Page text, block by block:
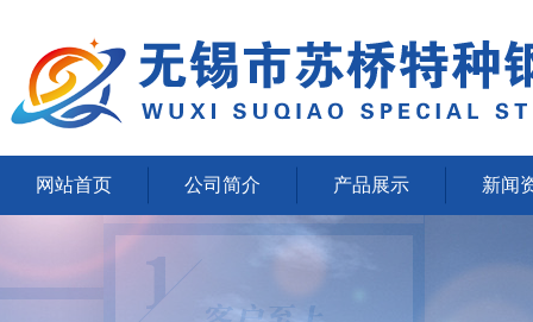
网站首页 公司简介 产品展示 新闻